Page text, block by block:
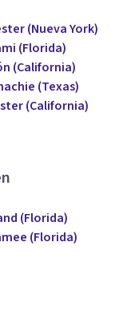
(Nueva York)
(Florida)
(California)
(Texas)
(California)
(Florida)
(Florida)